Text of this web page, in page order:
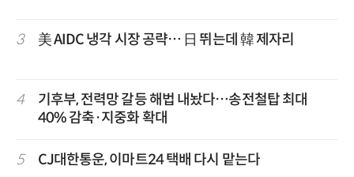
3 美 AIDC 냉각 시장 공략… 日 뛰는데 韓 제자리
4
기후부, 전력망 갈등 해법 내놨다…송전철탑 최대
40% 감축·지중화 확대
5 CJ대한통운, 이마트24 택배 다시 맡는다